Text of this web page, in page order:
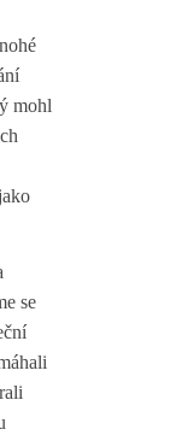
mohl
se